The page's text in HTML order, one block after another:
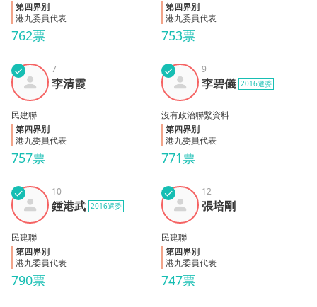
762票
第四界別
港九委員代表
753票
第四界別
港九委員代表
李清
霞
✓
757票
7
李清霞
民建聯
第四界別
港九委員代表
李碧
儀
✓
771票
9
李碧儀 2016選委
沒有政治聯繫資料
第四界別
港九委員代表
鍾港
武
✓
790票
10
鍾港武 2016選委
民建聯
第四界別
港九委員代表
張培
剛
✓
747票
12
張培剛
民建聯
第四界別
港九委員代表